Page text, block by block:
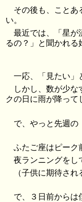
その後も、ことあ
い。
最近では、「星が
るの？」と聞かれる
一応、「見たい」
しかし、数が少
クの日に雨が降っ
で、やっと先週の
ふたご座はピーク
夜ランニングをし
（子供に期待さ
で、３日前からは